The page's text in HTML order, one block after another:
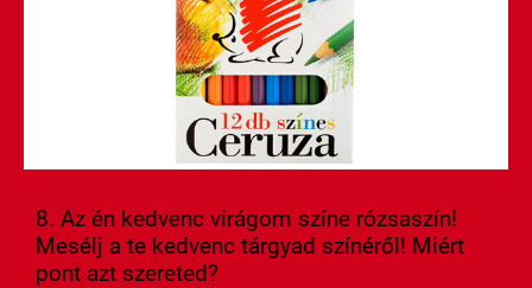
8. Az én kedvenc virágom színe rózsaszín!
Mesélj a te kedvenc tárgyad színéről! Miért
pont azt szereted?